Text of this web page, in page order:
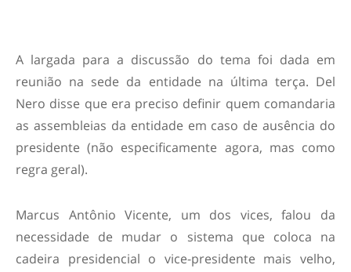
A largada para a discussão do tema foi dada em
reunião na sede da entidade na última terça. Del
Nero disse que era preciso definir quem comandaria
as assembleias da entidade em caso de ausência do
presidente (não especificamente agora, mas como
regra geral).
Marcus Antônio Vicente, um dos vices, falou da
necessidade de mudar o sistema que coloca na
cadeira presidencial o vice-presidente mais velho,